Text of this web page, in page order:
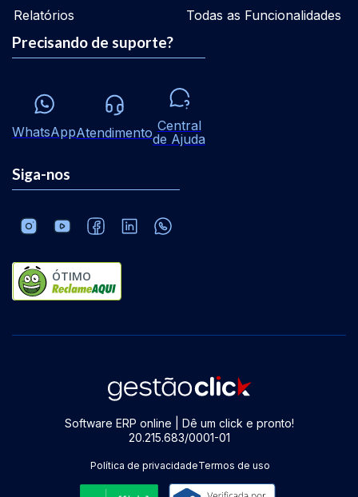
Relatórios
Todas as Funcionalidades
Precisando de suporte?
WhatsAppAtendimento Central
de Ajuda
Siga-nos
ÓTIMO
Software ERP online | Dê um click e pronto!
20.215.683/0001-01
Política de privacidadeTermos de uso